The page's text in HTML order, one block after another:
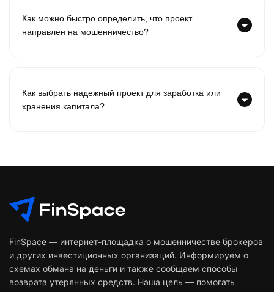
Как можно быстро определить, что проект
направлен на мошенничество?
Как выбрать надежный проект для заработка или
хранения капитала?
FinSpace — интернет-площадка о мошенничестве брокеров
и других инвестиционных организаций. Информируем о
схемах обмана на деньги и также сообщаем способы
возврата утерянных средств. Наша цель — помогать